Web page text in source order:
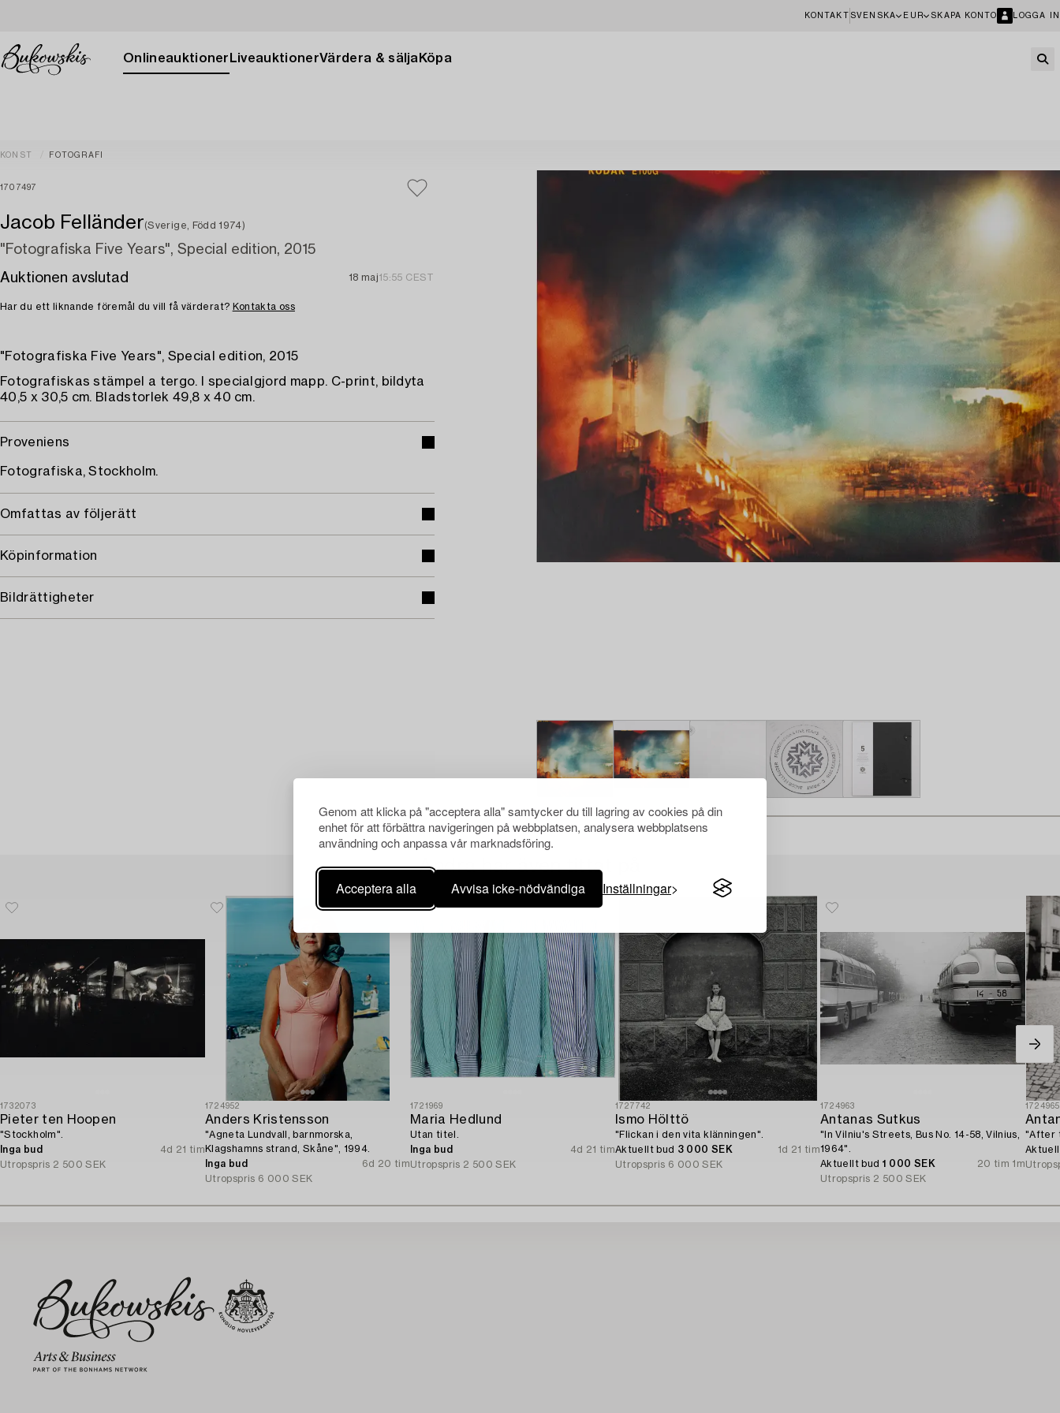
Genom att klicka på "acceptera alla" samtycker du till lagring av cookies på din
enhet för att förbättra navigeringen på webbplatsen, analysera webbplatsens
användning och anpassa vår marknadsföring.
Acceptera alla Avvisa icke-nödvändiga Inställningar
KONTAKT SVENSKA EUR SKAPA KONTO LOGGA IN
Onlineauktioner LiveauktionerVärdera & sälja Köpa
KONST FOTOGRAFI
1707497
Jacob Felländer(Sverige, Född 1974)
"Fotografiska Five Years", Special edition, 2015
Auktionen avslutad
18 maj15:55 CEST
Har du ett liknande föremål du vill få värderat? Kontakta oss
"Fotografiska Five Years", Special edition, 2015
Fotografiskas stämpel a tergo. I specialgjord mapp. C-print, bildyta
40,5 x 30,5 cm. Bladstorlek 49,8 x 40 cm.
Proveniens
Fotografiska, Stockholm.
Omfattas av följerätt
Köpinformation
Bildrättigheter
Andra har även tittat på
1732073
Pieter ten Hoopen
"Stockholm".
Inga bud
4d 21 tim
Utropspris 2 500 SEK
1724952
Anders Kristensson
"Agneta Lundvall, barnmorska,
Klagshamns strand, Skåne", 1994.
Inga bud
6d 20 tim
Utropspris 6 000 SEK
1721969
Maria Hedlund
Utan titel.
Inga bud
4d 21 tim
Utropspris 2 500 SEK
1727742
Ismo Hölttö
"Flickan i den vita klänningen".
Aktuellt bud 3 000 SEK
1d 21 tim
Utropspris 6 000 SEK
1724963
Antanas Sutkus
"In Vilniu's Streets, Bus No. 14-58, Vilnius,
1964".
Aktuellt bud 1 000 SEK
20 tim 1m
Utropspris 2 500 SEK
1724965
"After